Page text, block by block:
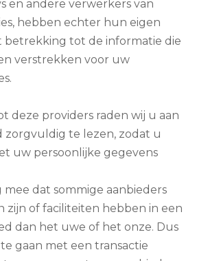
en andere verwerkers van
hebben echter hun eigen
betrekking tot de informatie die
verstrekken voor uw
deze providers raden wij u aan
zorgvuldig te lezen, zodat u
uw persoonlijke gegevens
dat sommige aanbieders
zijn of faciliteiten hebben in een
dan het uwe of het onze. Dus
gaan met een transactie